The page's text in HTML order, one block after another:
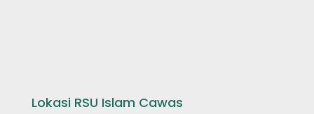
Lokasi RSU Islam Cawas